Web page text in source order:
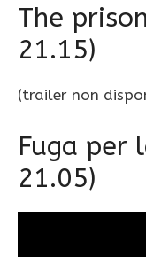
The
21.15)
(trailer non
Fuga per
21.05)